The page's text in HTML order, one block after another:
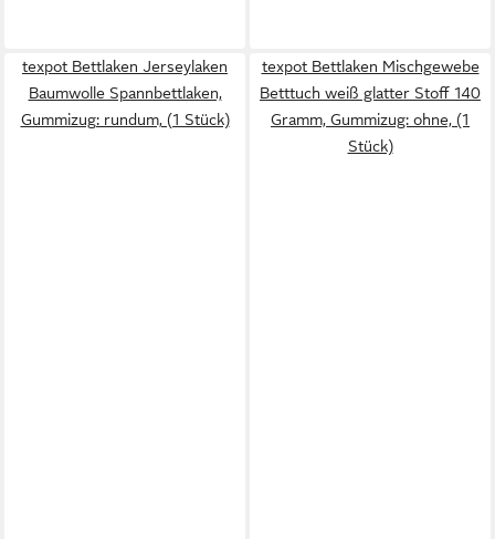
texpot Bettlaken Jerseylaken
Baumwolle Spannbettlaken,
Gummizug: rundum, (1 Stück)
texpot Bettlaken Mischgewebe
Betttuch weiß glatter Stoff 140
Gramm, Gummizug: ohne, (1
Stück)